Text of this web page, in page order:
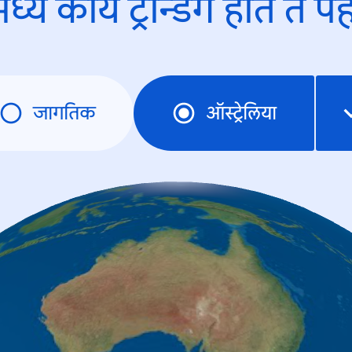
काय ट्रेन्डिंंग होते ते
जागतिक ऑस्ट्रेलिया